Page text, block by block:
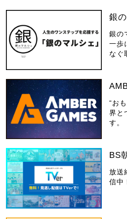
銀
銀の
一歩
なぐ
“お
界と
す。
BS
放送
信中